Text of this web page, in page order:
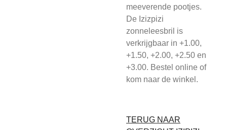
meeverende pootjes.
De Izizpizi
zonneleesbril is
verkrijgbaar in +1.00,
+1.50, +2.00, +2.50 en
+3.00. Bestel online of
kom naar de winkel.
TERUG NAAR